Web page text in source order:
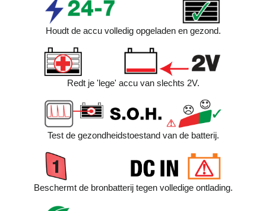
Houdt de accu volledig opgeladen en gezond.
Redt je 'lege' accu van slechts 2V.
Test de gezondheidstoestand van de batterij.
Beschermt de bronbatterij tegen volledige ontlading.